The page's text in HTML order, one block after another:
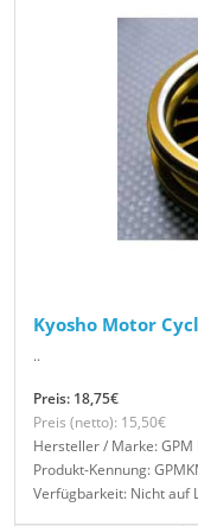
Kyosho Motor
..
Preis: 18,75€
Preis (netto): 15,50€
Hersteller / Marke: GPM
Produkt-Kennung:
Verfügbarkeit: Nicht auf